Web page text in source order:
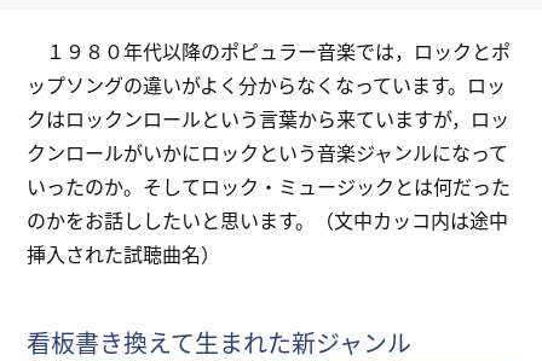
１９８０年代以降のポピュラー音楽では，ロックとポ
ップソングの違いがよく分からなくなっています。ロッ
クはロックンロールという言葉から来ていますが，ロッ
クンロールがいかにロックという音楽ジャンルになって
いったのか。そしてロック・ミュージックとは何だった
のかをお話ししたいと思います。（文中カッコ内は途中
挿入された試聴曲名）
看板書き換えて生まれた新ジャンル